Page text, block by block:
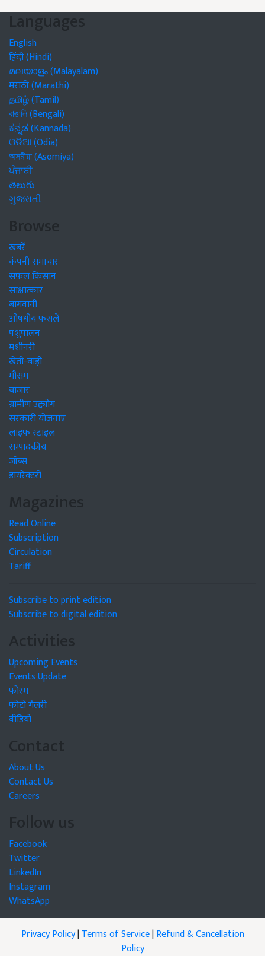
Languages
English
हिंदी (Hindi)
മലയാളം (Malayalam)
मराठी (Marathi)
தமிழ் (Tamil)
বাঙালি (Bengali)
ಕನ್ನಡ (Kannada)
ଓଡିଆ (Odia)
অসমীয়া (Asomiya)
ਪੰਜਾਬੀ
తెలుగు
ગુજરાતી
Browse
खबरें
कंपनी समाचार
सफल किसान
साक्षात्कार
बागवानी
औषधीय फसलें
पशुपालन
मशीनरी
खेती-बाड़ी
मौसम
बाजार
ग्रामीण उद्द्योग
सरकारी योजनाएं
लाइफ स्टाइल
सम्पादकीय
जॉब्स
डायरेक्टरी
Magazines
Read Online
Subscription
Circulation
Tariff
Subscribe to print edition
Subscribe to digital edition
Activities
Upcoming Events
Events Update
फोरम
फोटो गैलरी
वीडियो
Contact
About Us
Contact Us
Careers
Follow us
Facebook
Twitter
LinkedIn
Instagram
WhatsApp
Privacy Policy|Terms of Service|Refund & Cancellation
Policy